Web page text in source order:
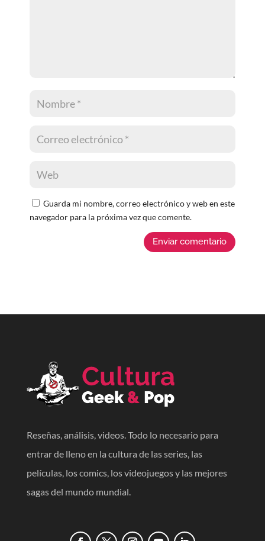
Guarda mi nombre, correo electrónico y web en este
navegador para la próxima vez que comente.
Enviar comentario
Reseñas, análisis, videos. Todo lo necesario para
entrar de lleno en la cultura de las series, las
películas, los comics, los videojuegos y las mejores
sagas del mundo mundial.